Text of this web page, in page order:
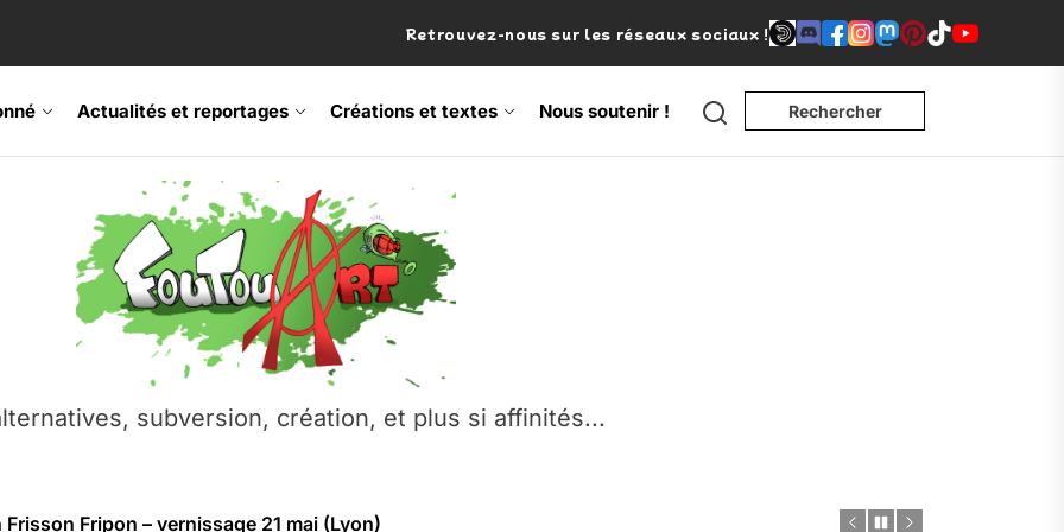
Retrouvez-nous sur les réseaux sociaux !
Actualités et reportages Créations et textes Nous soutenir ! Search Rechercher
subversion, création, et plus si affinités...
Frisson Fripon – vernissage 21 mai (Lyon)
Festival – Samedi 18 juillet (Vaulx-en-Velin)
– Ŝtono, un livre réalisé par Michaël Moretti & Pierre Lacôte
contre l’A412 à l’Établi (Haute-Savoie)
Fripon – vernissage 21 mai (Lyon)